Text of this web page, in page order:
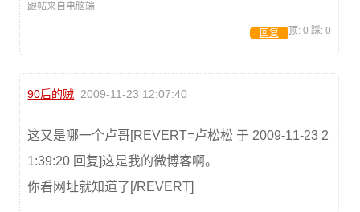
跟帖来自电脑端
顶: 0 踩: 0
回复
90后的贼 2009-11-23 12:07:40
这又是哪一个卢哥[REVERT=卢松松 于 2009-11-23 2
1:39:20 回复]这是我的微博客啊。
你看网址就知道了[/REVERT]